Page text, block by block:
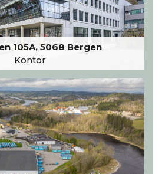
105A, 5068 Bergen
Kontor